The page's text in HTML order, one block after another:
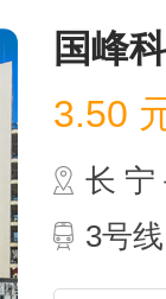
国峰
3.50
长 宁
3号